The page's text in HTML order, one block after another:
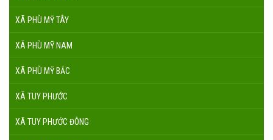
XÃ PHÙ MỸ TÂY
XÃ PHÙ MỸ NAM
XÃ PHÙ MỸ BẮC
XÃ TUY PHƯỚC
XÃ TUY PHƯỚC ĐÔNG